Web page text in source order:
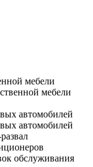
мебели
мебели
автомобилей
автомобилей
обслуживания